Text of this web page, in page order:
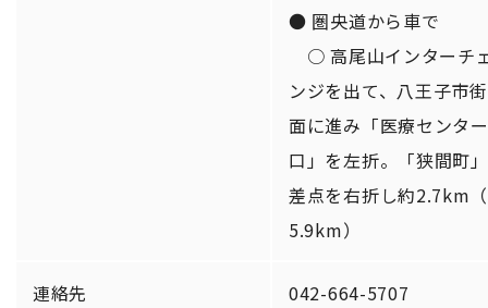
● 圏央道から車で
○ 高尾山インターチ
ンジを出て、八王子市
面に進み「医療センタ
口」を左折。「狭間町
差点を右折し約2.7km
5.9km）
連絡先 042-664-5707